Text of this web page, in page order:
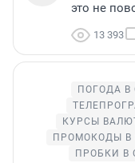
это не
13 393
ПОГОДА В
КУРСЫ
ПРОМОКОДЫ В
ПРОБКИ В